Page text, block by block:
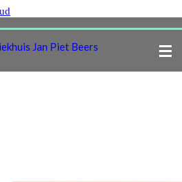
in het hart van Schagen! -